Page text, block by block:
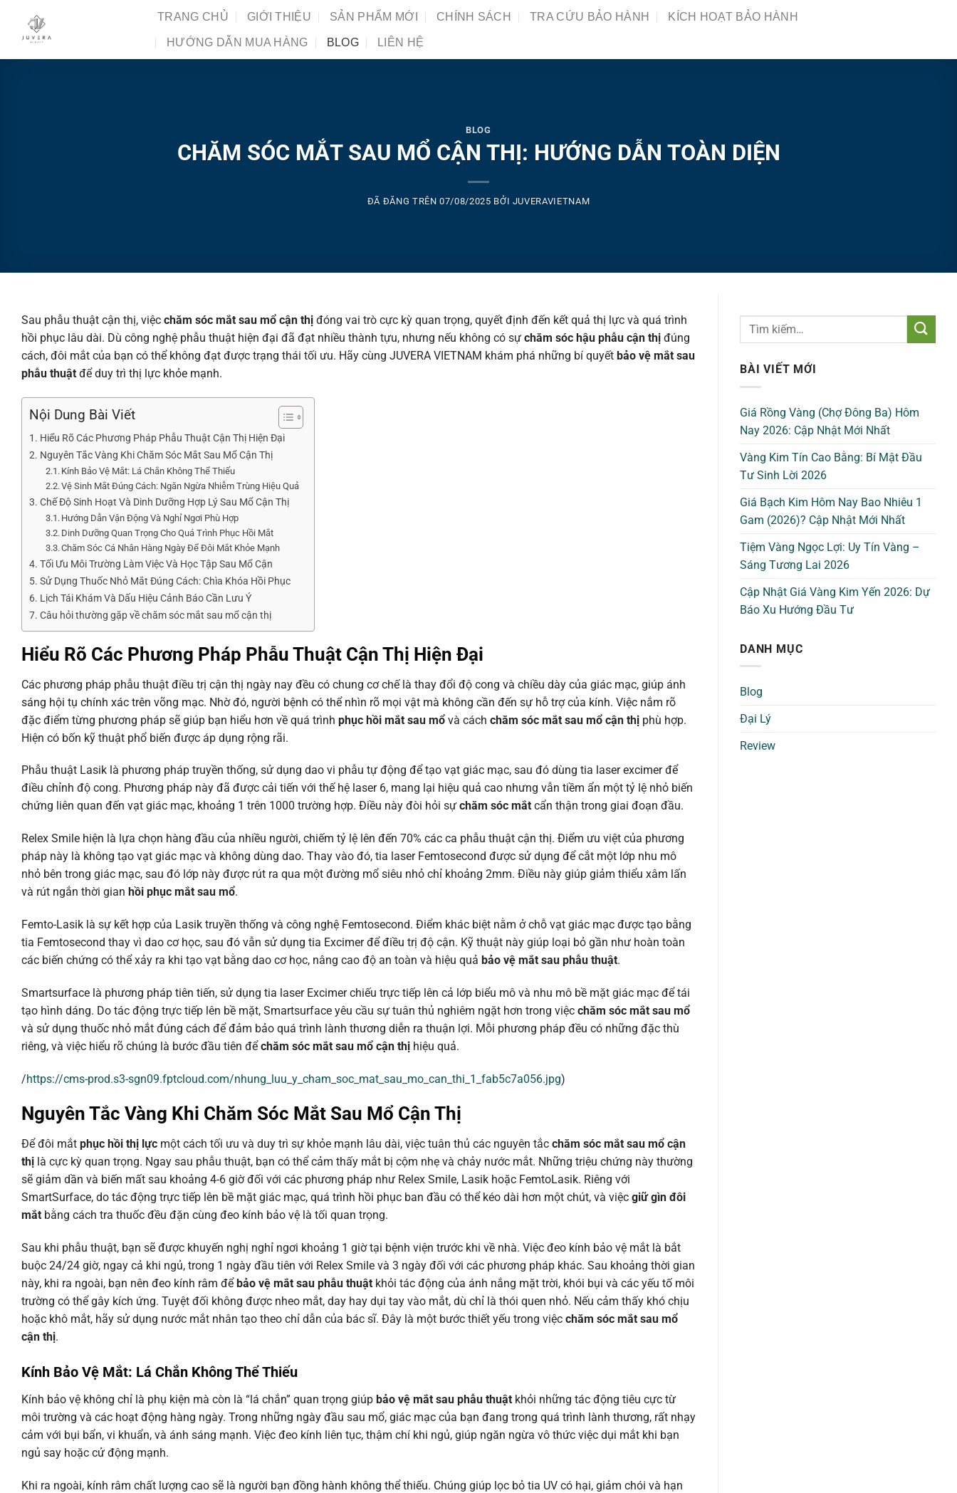
dung
TRANG CHỦ GIỚI THIỆU SẢN PHẨM MỚI CHÍNH SÁCH TRA CỨU BẢO HÀNH KÍCH HOẠT BẢO HÀNH
HƯỚNG DẪN MUA HÀNG BLOG LIÊN HỆ
BLOG
CHĂM SÓC MẮT SAU MỔ CẬN THỊ: HƯỚNG DẪN TOÀN DIỆN
ĐÃ ĐĂNG TRÊN07/08/2025 BỞI JUVERAVIETNAM
Sau phẫu thuật cận thị, việc chăm sóc mắt sau mổ cận thị đóng vai trò cực kỳ quan trọng, quyết định đến kết quả thị lực và quá trình
hồi phục lâu dài. Dù công nghệ phẫu thuật hiện đại đã đạt nhiều thành tựu, nhưng nếu không có sự chăm sóc hậu phẫu cận thị đúng
cách, đôi mắt của bạn có thể không đạt được trạng thái tối ưu. Hãy cùng JUVERA VIETNAM khám phá những bí quyết bảo vệ mắt sau
phẫu thuật để duy trì thị lực khỏe mạnh.
Nội Dung Bài Viết
Hiểu Rõ Các Phương Pháp Phẫu Thuật Cận Thị Hiện Đại
Nguyên Tắc Vàng Khi Chăm Sóc Mắt Sau Mổ Cận Thị
Kính Bảo Vệ Mắt: Lá Chắn Không Thể Thiếu
Vệ Sinh Mắt Đúng Cách: Ngăn Ngừa Nhiễm Trùng Hiệu Quả
Chế Độ Sinh Hoạt Và Dinh Dưỡng Hợp Lý Sau Mổ Cận Thị
Hướng Dẫn Vận Động Và Nghỉ Ngơi Phù Hợp
Dinh Dưỡng Quan Trọng Cho Quá Trình Phục Hồi Mắt
Chăm Sóc Cá Nhân Hàng Ngày Để Đôi Mắt Khỏe Mạnh
Tối Ưu Môi Trường Làm Việc Và Học Tập Sau Mổ Cận
Sử Dụng Thuốc Nhỏ Mắt Đúng Cách: Chìa Khóa Hồi Phục
Lịch Tái Khám Và Dấu Hiệu Cảnh Báo Cần Lưu Ý
Câu hỏi thường gặp về chăm sóc mắt sau mổ cận thị
Hiểu Rõ Các Phương Pháp Phẫu Thuật Cận Thị Hiện Đại
Các phương pháp phẫu thuật điều trị cận thị ngày nay đều có chung cơ chế là thay đổi độ cong và chiều dày của giác mạc, giúp ánh
sáng hội tụ chính xác trên võng mạc. Nhờ đó, người bệnh có thể nhìn rõ mọi vật mà không cần đến sự hỗ trợ của kính. Việc nắm rõ
đặc điểm từng phương pháp sẽ giúp bạn hiểu hơn về quá trình phục hồi mắt sau mổ và cách chăm sóc mắt sau mổ cận thị phù hợp.
Hiện có bốn kỹ thuật phổ biến được áp dụng rộng rãi.
Phẫu thuật Lasik là phương pháp truyền thống, sử dụng dao vi phẫu tự động để tạo vạt giác mạc, sau đó dùng tia laser excimer để
điều chỉnh độ cong. Phương pháp này đã được cải tiến với thế hệ laser 6, mang lại hiệu quả cao nhưng vẫn tiềm ẩn một tỷ lệ nhỏ biến
chứng liên quan đến vạt giác mạc, khoảng 1 trên 1000 trường hợp. Điều này đòi hỏi sự chăm sóc mắt cẩn thận trong giai đoạn đầu.
Relex Smile hiện là lựa chọn hàng đầu của nhiều người, chiếm tỷ lệ lên đến 70% các ca phẫu thuật cận thị. Điểm ưu việt của phương
pháp này là không tạo vạt giác mạc và không dùng dao. Thay vào đó, tia laser Femtosecond được sử dụng để cắt một lớp nhu mô
nhỏ bên trong giác mạc, sau đó lớp này được rút ra qua một đường mổ siêu nhỏ chỉ khoảng 2mm. Điều này giúp giảm thiểu xâm lấn
và rút ngắn thời gian hồi phục mắt sau mổ.
Femto-Lasik là sự kết hợp của Lasik truyền thống và công nghệ Femtosecond. Điểm khác biệt nằm ở chỗ vạt giác mạc được tạo bằng
tia Femtosecond thay vì dao cơ học, sau đó vẫn sử dụng tia Excimer để điều trị độ cận. Kỹ thuật này giúp loại bỏ gần như hoàn toàn
các biến chứng có thể xảy ra khi tạo vạt bằng dao cơ học, nâng cao độ an toàn và hiệu quả bảo vệ mắt sau phẫu thuật.
Smartsurface là phương pháp tiên tiến, sử dụng tia laser Excimer chiếu trực tiếp lên cả lớp biểu mô và nhu mô bề mặt giác mạc để tái
tạo hình dáng. Do tác động trực tiếp lên bề mặt, Smartsurface yêu cầu sự tuân thủ nghiêm ngặt hơn trong việc chăm sóc mắt sau mổ
và sử dụng thuốc nhỏ mắt đúng cách để đảm bảo quá trình lành thương diễn ra thuận lợi. Mỗi phương pháp đều có những đặc thù
riêng, và việc hiểu rõ chúng là bước đầu tiên đểchăm sóc mắt sau mổ cận thị hiệu quả.
/https://cms-prod.s3-sgn09.fptcloud.com/nhung_luu_y_cham_soc_mat_sau_mo_can_thi_1_fab5c7a056.jpg)
Nguyên Tắc Vàng Khi Chăm Sóc Mắt Sau Mổ Cận Thị
Để đôi mắt phục hồi thị lực một cách tối ưu và duy trì sự khỏe mạnh lâu dài, việc tuân thủ các nguyên tắc chăm sóc mắt sau mổ cận
thị là cực kỳ quan trọng. Ngay sau phẫu thuật, bạn có thể cảm thấy mắt bị cộm nhẹ và chảy nước mắt. Những triệu chứng này thường
sẽ giảm dần và biến mất sau khoảng 4-6 giờ đối với các phương pháp như Relex Smile, Lasik hoặc FemtoLasik. Riêng với
SmartSurface, do tác động trực tiếp lên bề mặt giác mạc, quá trình hồi phục ban đầu có thể kéo dài hơn một chút, và việc giữ gìn đôi
mắt bằng cách tra thuốc đều đặn cùng đeo kính bảo vệ là tối quan trọng.
Sau khi phẫu thuật, bạn sẽ được khuyến nghị nghỉ ngơi khoảng 1 giờ tại bệnh viện trước khi về nhà. Việc đeo kính bảo vệ mắt là bắt
buộc 24/24 giờ, ngay cả khi ngủ, trong 1 ngày đầu tiên với Relex Smile và 3 ngày đối với các phương pháp khác. Sau khoảng thời gian
này, khi ra ngoài, bạn nên đeo kính râm đểbảo vệ mắt sau phẫu thuật khỏi tác động của ánh nắng mặt trời, khói bụi và các yếu tố môi
trường có thể gây kích ứng. Tuyệt đối không được nheo mắt, day hay dụi tay vào mắt, dù chỉ là thói quen nhỏ. Nếu cảm thấy khó chịu
hoặc khô mắt, hãy sử dụng nước mắt nhân tạo theo chỉ dẫn của bác sĩ. Đây là một bước thiết yếu trong việc chăm sóc mắt sau mổ
cận thị.
Kính Bảo Vệ Mắt: Lá Chắn Không Thể Thiếu
Kính bảo vệ không chỉ là phụ kiện mà còn là “lá chắn” quan trọng giúp bảo vệ mắt sau phẫu thuật khỏi những tác động tiêu cực từ
môi trường và các hoạt động hàng ngày. Trong những ngày đầu sau mổ, giác mạc của bạn đang trong quá trình lành thương, rất nhạy
cảm với bụi bẩn, vi khuẩn, và ánh sáng mạnh. Việc đeo kính liên tục, thậm chí khi ngủ, giúp ngăn ngừa vô thức việc dụi mắt khi bạn
ngủ say hoặc cử động mạnh.
Khi ra ngoài, kính râm chất lượng cao sẽ là người bạn đồng hành không thể thiếu. Chúng giúp lọc bỏ tia UV có hại, giảm chói và hạn
BÀI VIẾT MỚI
Giá Rồng Vàng (Chợ Đông Ba) Hôm
Nay 2026: Cập Nhật Mới Nhất
Vàng Kim Tín Cao Bằng: Bí Mật Đầu
Tư Sinh Lời 2026
Giá Bạch Kim Hôm Nay Bao Nhiêu 1
Gam (2026)? Cập Nhật Mới Nhất
Tiệm Vàng Ngọc Lợi: Uy Tín Vàng –
Sáng Tương Lai 2026
Cập Nhật Giá Vàng Kim Yến 2026: Dự
Báo Xu Hướng Đầu Tư
DANH MỤC
Blog
Đại Lý
Review